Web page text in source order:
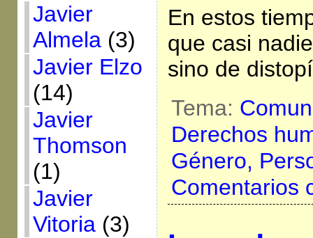
Javier
Almela(3)
Javier Elzo
(14)
Javier
Thomson
(1)
Javier
Vitoria(3)
En estos
que casi
sino de
Tema:
Derechos
Género,
Comentarios